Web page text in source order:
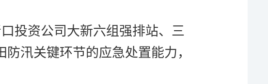
投资公司大新六组强排站、三
防汛关键环节的应急处置能力，